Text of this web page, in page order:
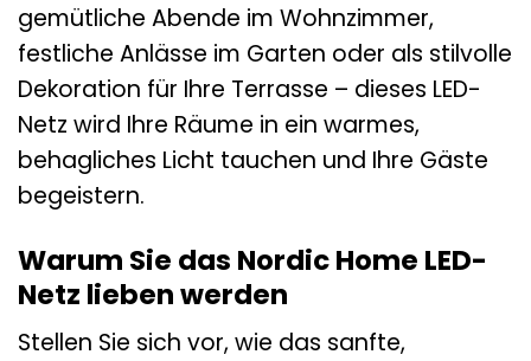
gemütliche Abende im Wohnzimmer,
festliche Anlässe im Garten oder als stilvolle
Dekoration für Ihre Terrasse – dieses LED-
Netz wird Ihre Räume in ein warmes,
behagliches Licht tauchen und Ihre Gäste
begeistern.
Warum Sie das Nordic Home LED-
Netz lieben werden
Stellen Sie sich vor, wie das sanfte,